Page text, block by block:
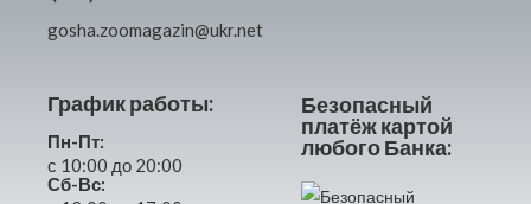
gosha.zoomagazin@ukr.net
График работы:
Пн-Пт:
с 10:00 до 20:00
Сб-Вс:
Безопасный
платёж картой
любого Банка: